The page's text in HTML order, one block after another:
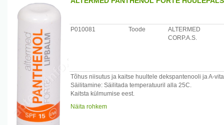
P010081 Toode
ALTERMED
CORP.A.S.
Tõhus niisutus ja kaitse huultele dekspantenooli ja A-
Säilitamine: Säilitada temperatuuril alla 25C.
Kaitsta külmumise eest.
Päritolumaa:Tsehhi
Näita rohkem